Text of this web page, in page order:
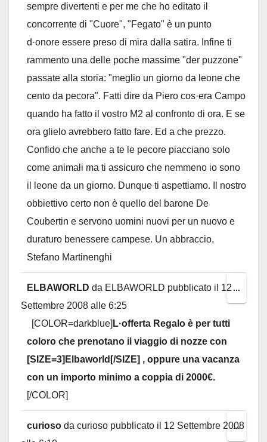
sempre divertenti e per me che ho editato il
concorrente di "Cuore", "Fegato" è un punto
d·onore essere preso di mira dalla satira. Infine ti
rammento una delle poche massime "der puzzone"
passate alla storia: "meglio un giorno da leone che
cento da pecora". Fatti dire da Piero cos·era Campo
quando ha fatto il vostro M2 al confronto di ora. E se
ora glielo avrebbero fatto fare. Ed a che prezzo.
Confido che anche a te le pecore piacciano solo
come animali ma ti assicuro che nemmeno io sono
il leone da un giorno. Dunque ti aspettiamo. Il nostro
obbiettivo certo non è quello del barone De
Coubertin e servono uomini nuovi per un nuovo e
duraturo benessere campese. Un abbraccio,
Stefano Martinenghi
ELBAWORLD da ELBAWORLD pubblicato il 12
Settembre 2008 alle 6:25
[COLOR=darkblue] L·offerta Regalo è per tutti
coloro che prenotano il viaggio di nozze con
[SIZE=3]Elbaworld[/SIZE] , oppure una vacanza
con un importo minimo a coppia di 2000€.
[/COLOR]
...
this
curioso da curioso pubblicato il 12 Settembre 2008
...Toggle